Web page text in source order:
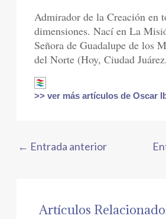
Admirador de la Creación en
dimensiones. Nací en La
Señora de Guadalupe de los
del Norte (Hoy, Ciudad
>> ver más artículos de Oscar
← Entrada anterior
Artículos